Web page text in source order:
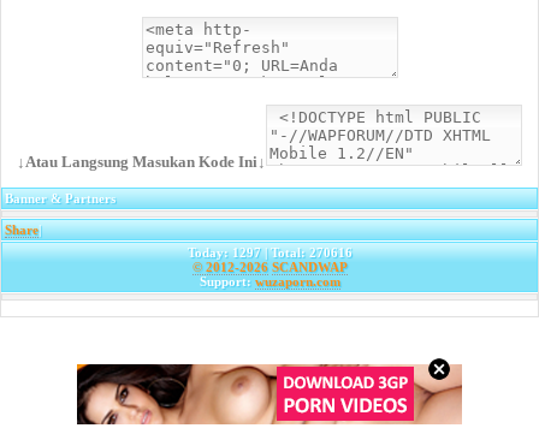
↓Atau Langsung Masukan Kode Ini↓
Banner & Partners
Share|
Today: 1297 | Total: 270616
© 2012-2026 SCANDWAP
Support: wuzaporn.com